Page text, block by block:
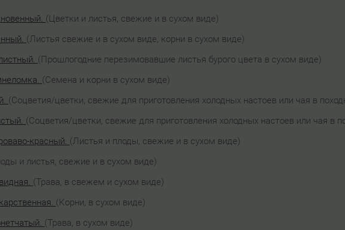
(Цветки и листья, свежие и в сухом виде)
(Листья свежие и в сухом виде, корни в сухом виде)
(Прошлогодние перезимовавшие листья бурого цвета в сухом виде)
(Семена и корни в сухом виде)
(Соцветия/цветки, свежие для приготовления холодных настоев или чая в
(Соцветия/цветки, свежие для приготовления холодных настоев или чая в
красный. (Листья и плоды, свежие и в сухом виде)
и листья, свежие и в сухом виде)
(Трава, в свежем и сухом виде)
(Корни, в сухом виде)
(Трава, в сухом виде)